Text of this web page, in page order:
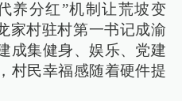
养分红”机制让荒坡变
家村驻村第一书记成渝
成集健身、娱乐、党建
村民幸福感随着硬件提